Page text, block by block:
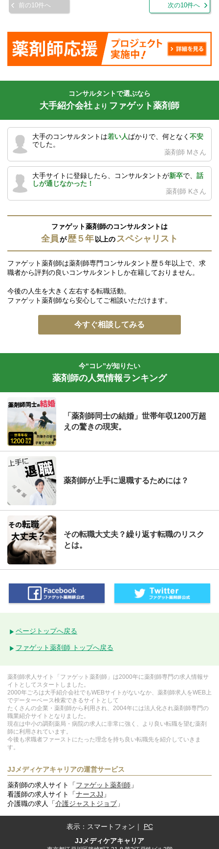
前の10件へ 次の10件へ
コンサルタントで選ぶなら
大手紹介会社 より ファゲット薬剤師
大手のコンサルタントは若い人ばかりで、何となく 不安
でした。
薬剤師 Mさん
大手サイトに登録したら、コンサルタントが新卒で、 話
しが通じなかった！
薬剤師 Kさん
ファゲット薬剤師のコンサルタントは
全員が歴５年以上のスペシャリスト
ファゲット薬剤師は薬剤師専門コンサルタント歴５年以上で、求
職者から評判の良いコンサルタントしか在籍しておりません。
今後の人生を大きく左右する転職活動。
ファゲット薬剤師なら安心してご相談いただけます。
今すぐ相談してみる
今“コレ”が知りたい
薬剤師の人気情報ランキング
「薬剤師同士の結婚」世帯年収1200万超
えの驚きの現実。
薬剤師が上手に退職するためには？
その転職大丈夫？繰り返す転職のリスク
とは。
ページトップへ戻る
ファゲット薬剤師 トップへ戻る
薬剤師求人サイト「ファゲット薬剤師」は2000年に薬剤師専門の求人情報サ
イトとしてスタートしました。
2000年ごろは大手紹介会社でもWEBサイトがないなか、薬剤師求人をWEB上
でデーターベース検索できるサイトとして
たくさんの企業・薬剤師から利用され、2004年には法人化され薬剤師専門の
職業紹介サイトとなりました。
現在は中小の調剤薬局・病院の求人に非常に強く、より良い転職を望む薬剤
師に利用されています。
今後も求職者ファーストにたった理念を持ち良い転職先を紹介していきま
す。
JJメディケアキャリアの運営サービス
薬剤師の求人サイト「ファゲット薬剤師 」
看護師の求人サイト「ナースJJ 」
介護職の求人「介護ジャストジョブ 」
表示： スマートフォン ｜ PC
JJメディケアキャリア